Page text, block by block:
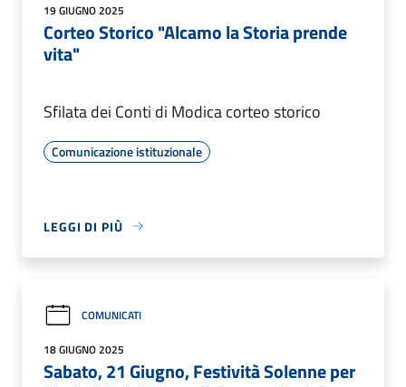
19 GIUGNO 2025
Corteo Storico "Alcamo la Storia prende
vita"
Sfilata dei Conti di Modica corteo storico
Comunicazione istituzionale
LEGGI DI PIÙ
COMUNICATI
18 GIUGNO 2025
Sabato, 21 Giugno, Festività Solenne per